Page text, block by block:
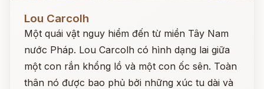
Lou Carcolh
Một quái vật nguy hiểm đến từ miền Tây Nam
nước Pháp. Lou Carcolh có hình dạng lai giữa
một con rắn khổng lồ và một con ốc sên. Toàn
thân nó được bao phủ bởi những xúc tu dài và